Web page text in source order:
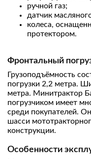
ручной газ;
датчик
колеса,
протектором.
Фронтальный
Грузоподъёмность
погрузки 2,2 метра.
метра. Минитрактор
погрузчиком имеет
среди покупателей.
шасси
конструкции.
Особенности